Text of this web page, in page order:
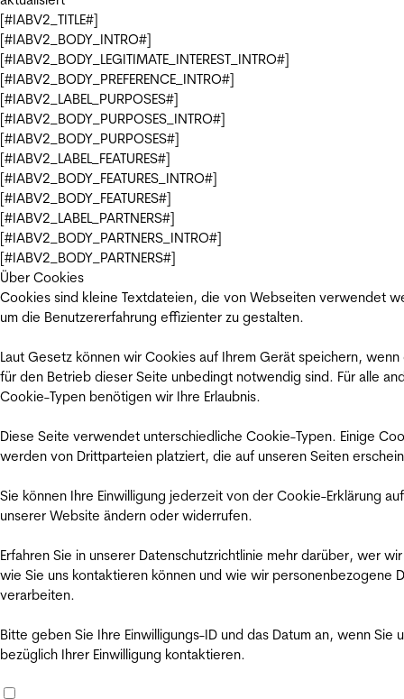
[#IABV2_TITLE#]
[#IABV2_BODY_INTRO#]
[#IABV2_BODY_LEGITIMATE_INTEREST_INTRO#]
[#IABV2_BODY_PREFERENCE_INTRO#]
[#IABV2_LABEL_PURPOSES#]
[#IABV2_BODY_PURPOSES_INTRO#]
[#IABV2_BODY_PURPOSES#]
[#IABV2_LABEL_FEATURES#]
[#IABV2_BODY_FEATURES_INTRO#]
[#IABV2_BODY_FEATURES#]
[#IABV2_LABEL_PARTNERS#]
[#IABV2_BODY_PARTNERS_INTRO#]
[#IABV2_BODY_PARTNERS#]
Über Cookies
Cookies sind kleine Textdateien, die von Webseiten verwendet
um die Benutzererfahrung effizienter zu gestalten.
Laut Gesetz können wir Cookies auf Ihrem Gerät speichern, wenn
für den Betrieb dieser Seite unbedingt notwendig sind. Für alle
Cookie-Typen benötigen wir Ihre Erlaubnis.
Diese Seite verwendet unterschiedliche Cookie-Typen. Einige
werden von Drittparteien platziert, die auf unseren Seiten
Sie können Ihre Einwilligung jederzeit von der Cookie-Erklärung auf
unserer Website ändern oder widerrufen.
Erfahren Sie in unserer Datenschutzrichtlinie mehr darüber, wer
wie Sie uns kontaktieren können und wie wir personenbezogene
verarbeiten.
Bitte geben Sie Ihre Einwilligungs-ID und das Datum an, wenn Sie
bezüglich Ihrer Einwilligung kontaktieren.